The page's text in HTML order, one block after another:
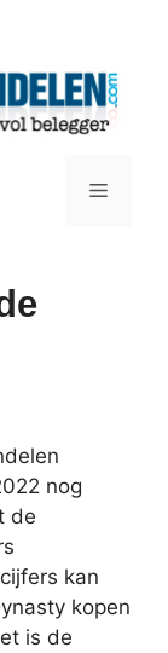
Menu
nog
de
kan
kopen
is de